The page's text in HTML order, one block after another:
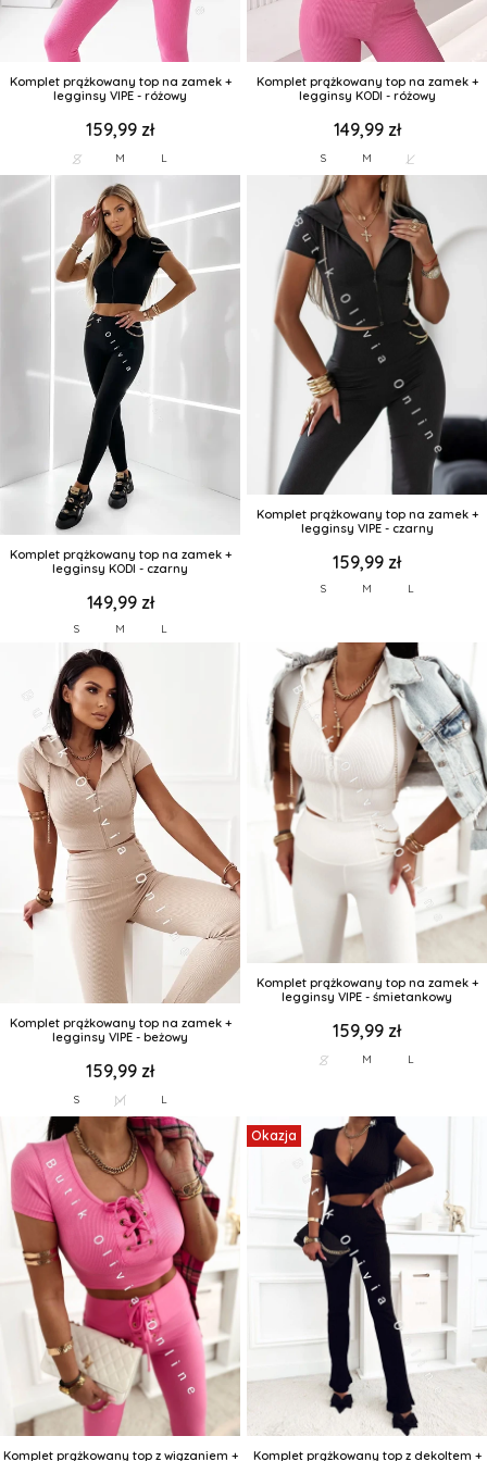
Komplet prążkowany top na zamek +
legginsy VIPE - różowy
159,99 zł
S M L
Komplet prążkowany top na zamek +
legginsy KODI - różowy
149,99 zł
S M L
Komplet prążkowany top na zamek +
legginsy KODI - czarny
149,99 zł
S M L
Komplet prążkowany top na zamek +
legginsy VIPE - czarny
159,99 zł
S M L
Komplet prążkowany top na zamek +
legginsy VIPE - beżowy
159,99 zł
S M L
Komplet prążkowany top na zamek +
legginsy VIPE - śmietankowy
159,99 zł
S M L
Komplet prążkowany top z wiązaniem +
Okazja
Komplet prążkowany top z dekoltem +